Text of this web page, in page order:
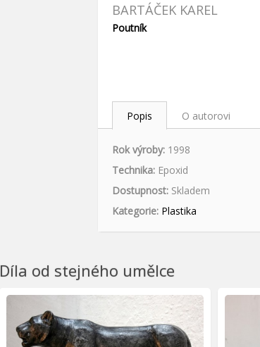
BARTÁČEK KAREL
Poutník
Popis O autorovi
Rok výroby: 1998
Technika: Epoxid
Dostupnost: Skladem
Kategorie: Plastika
Díla od stejného umělce